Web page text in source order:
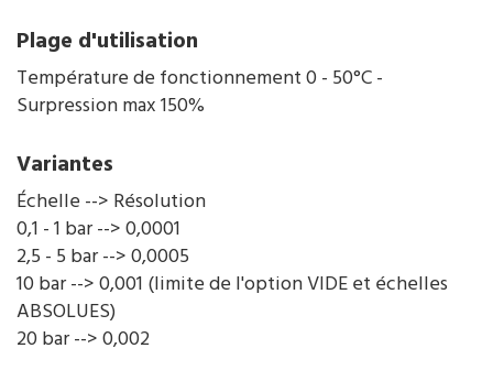
Plage d'utilisation
Température de fonctionnement 0 - 50°C -
Surpression max 150%
Variantes
Échelle --> Résolution
0,1 - 1 bar --> 0,0001
2,5 - 5 bar --> 0,0005
10 bar --> 0,001 (limite de l'option VIDE et échelles
ABSOLUES)
20 bar --> 0,002